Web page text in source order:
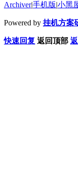
Archiver|手机版|小黑
Powered by 挂机方案
快速回复 返回顶部